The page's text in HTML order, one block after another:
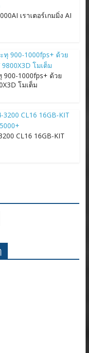
เราเตอร์เกมมิ่ง AI
900-1000fps+ ด้วย
โมเต็ม
CL16 16GB-KIT